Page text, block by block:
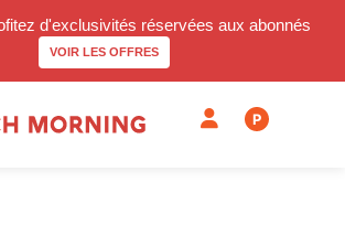
d'exclusivités réservées aux abonnés
VOIR LES OFFRES
P